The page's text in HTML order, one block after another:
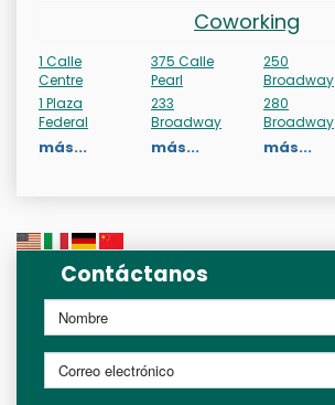
Coworking
1 Calle
Centre
1 Plaza
Federal
más...
375 Calle
Pearl
233
Broadway
más...
250
Broadway
280
Broadway
más...
Contáctanos